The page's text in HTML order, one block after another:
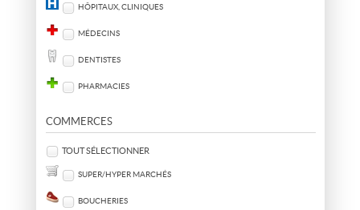
HÔPITAUX, CLINIQUES
MÉDECINS
DENTISTES
PHARMACIES
COMMERCES
TOUT SÉLECTIONNER
SUPER/HYPER MARCHÉS
BOUCHERIES